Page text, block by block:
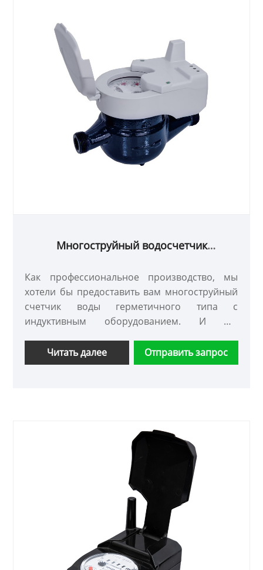
Многоструйный водосчетчик
оборудованным индукционным
нагревателем
Как профессиональное производство, мы
хотели бы предоставить вам многоструйный
счетчик воды герметичного типа с
индуктивным оборудованием. И мы
обслуживание и своевременную доставку.
Читать далее Отправить запрос